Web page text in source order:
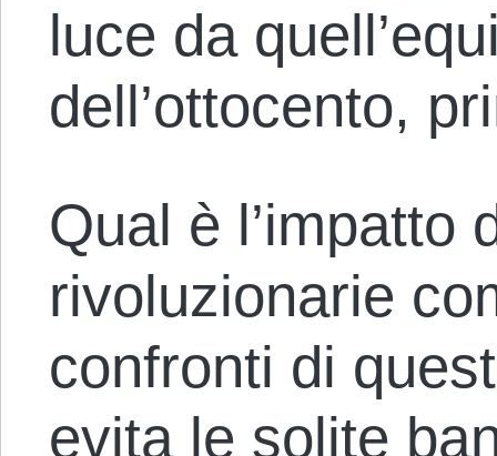
luce da
dell’ottocento,
Qual è l’impatto
rivoluzionarie
confronti di
evita le solite